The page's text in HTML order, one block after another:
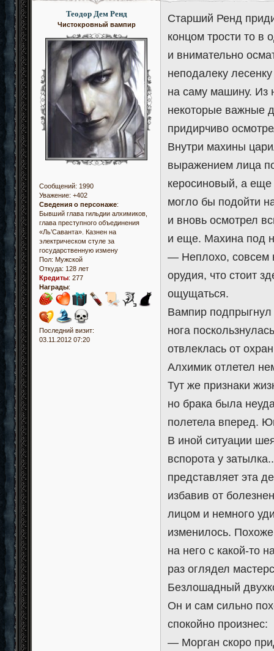
Теодор Дем Ренд
Чистокровный вампир
Сообщений: 1990
Уважение: +402
Сведения о персонаже:
Бывший глава гильдии алхимиков,
глава преступного объединения
«Ль’Саванта». Казнен на
электрическом стуле за
государственную измену
Пол: Мужской
Откуда: 128 лет
Кредиты: 277
Награды:
Последний визит:
03.11.2012 07:20
Старший Ренд
концом трости то в
и внимательно
неподалеку
на саму машину. Из
некоторые важные
придирчиво
Внутри махины
выражением лица
керосиновый, а еще
могло бы подойти
и вновь осмотрел
и еще. Махина под
— Неплохо, совсем
орудия, что стоит
ощущаться.
Вампир
нога
отвлеклась от
Алхимик отлетел
Тут же признаки
но брака была
полетела вперед.
В иной ситуации
вспорота у
представляет эта
избавив от
лицом и немного
изменилось.
на него с какой-то
раз оглядел
Безлошадный
Он и сам сильно
спокойно произнес:
— Морган скоро